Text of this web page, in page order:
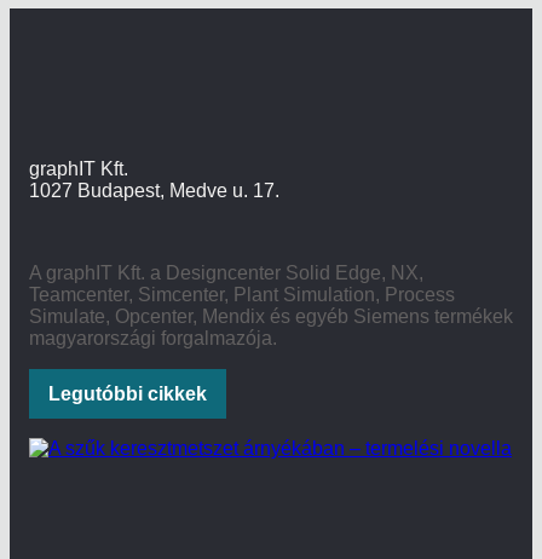
graphIT Kft.
1027 Budapest, Medve u. 17.
A graphIT Kft. a Designcenter Solid Edge, NX,
Teamcenter, Simcenter, Plant Simulation, Process
Simulate, Opcenter, Mendix és egyéb Siemens termékek
magyarországi forgalmazója.
Legutóbbi cikkek